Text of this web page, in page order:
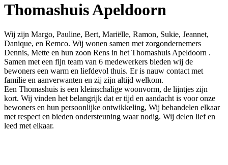
Thomashuis Apeldoorn
Wij zijn Margo, Pauline, Bert, Mariëlle, Ramon, Sukie, Jeannet,
Danique, en Remco. Wij wonen samen met zorgondernemers
Dennis, Mette en hun zoon Rens in het Thomashuis Apeldoorn .
Samen met een fijn team van 6 medewerkers bieden wij de
bewoners een warm en liefdevol thuis. Er is nauw contact met
familie en aanverwanten en zij zijn altijd welkom.
Een Thomashuis is een kleinschalige woonvorm, de lijntjes zijn
kort. Wij vinden het belangrijk dat er tijd en aandacht is voor onze
bewoners en hun persoonlijke ontwikkeling, Wij behandelen elkaar
met respect en bieden ondersteuning waar nodig. Wij delen lief en
leed met elkaar.